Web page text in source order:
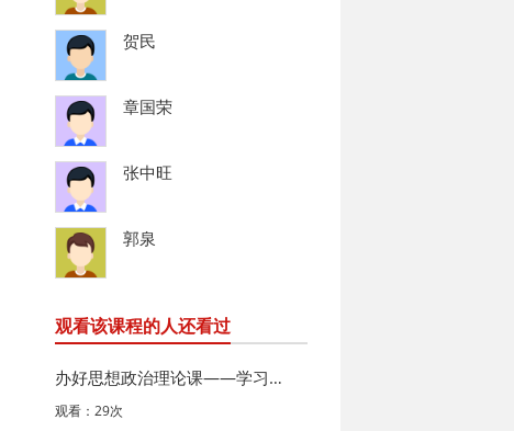
贺民
章国荣
张中旺
郭泉
观看该课程的人还看过
办好思想政治理论课——学习习近平总书记在学校思想政治理…
观看：29次